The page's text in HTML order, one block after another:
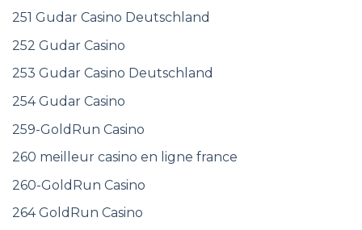
251 Gudar Casino Deutschland
252 Gudar Casino
253 Gudar Casino Deutschland
254 Gudar Casino
259-GoldRun Casino
260 meilleur casino en ligne france
260-GoldRun Casino
264 GoldRun Casino